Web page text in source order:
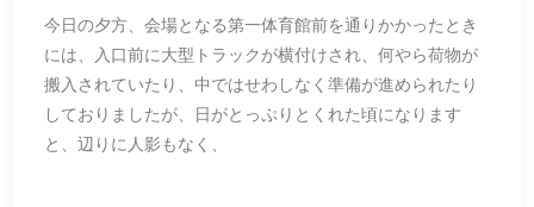
今日の夕方、会場となる第一体育館前を通りかかったとき
には、入口前に大型トラックが横付けされ、何やら荷物が
搬入されていたり、中ではせわしなく準備が進められたり
しておりましたが、日がとっぷりとくれた頃になります
と、辺りに人影もなく、